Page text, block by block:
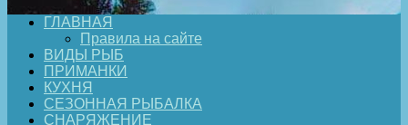
ГЛАВНАЯ
Правила на сайте
ВИДЫ РЫБ
ПРИМАНКИ
КУХНЯ
СЕЗОННАЯ РЫБАЛКА
СНАРЯЖЕНИЕ